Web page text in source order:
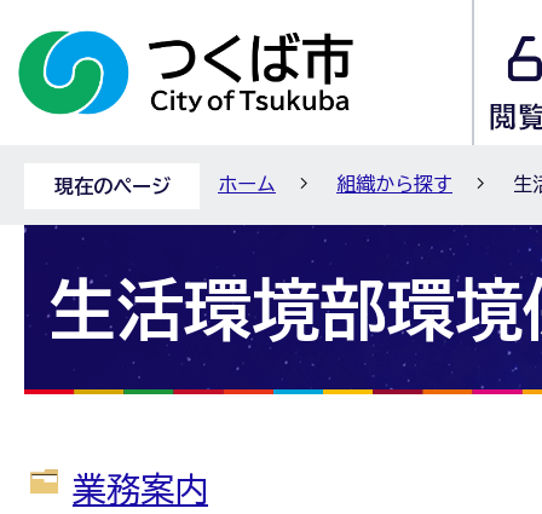
現在のページ ホーム 組織から探す 生
生活環境部環境
業務案内